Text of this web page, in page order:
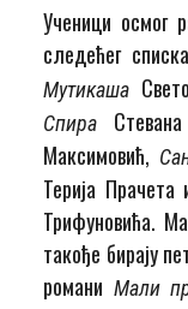
Ученици осмог
следећег
Мутикаша
Спира
Максимовић,
Терија
Трифуновића.
такође бирају
романи Мали